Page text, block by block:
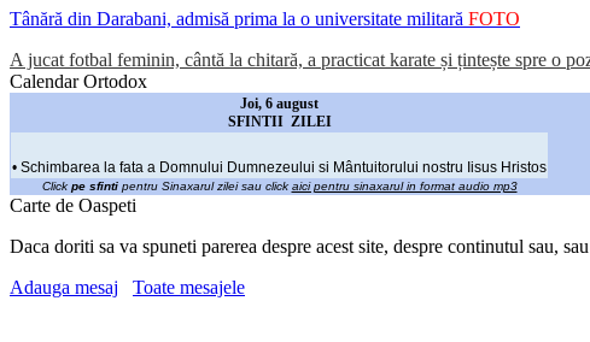
Tânără din Darabani, admisă prima la o universitate militară FOTO
A jucat fotbal feminin, cântă la chitară, a practicat karate și țintește spre o
Calendar Ortodox
Joi, 6 august
SFINTII ZILEI
• Schimbarea la fata a Domnului Dumnezeului si Mântuitorului nostru Iisus Hristos
Click pe sfintipentru Sinaxarul zilei sau click aici pentru sinaxarul in format audio mp3
Carte de Oaspeti
Daca doriti sa va spuneti parerea despre acest site, despre continutul sau,
Adauga mesaj
Toate mesajele